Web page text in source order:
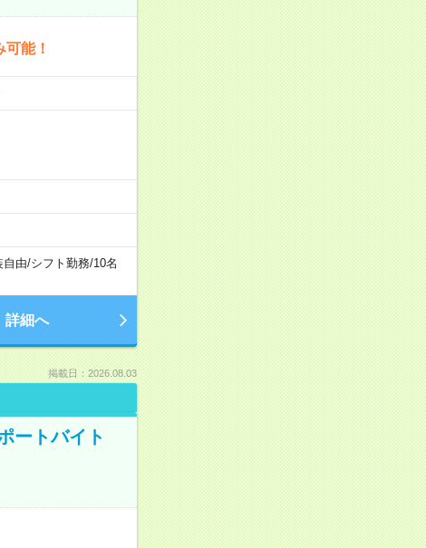
能！
自由/シフト勤務/10名
詳細へ
掲載日：2026.08.03
ートバイト